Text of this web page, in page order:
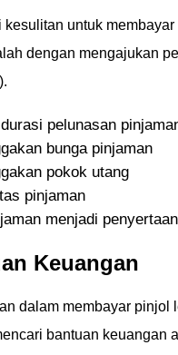
untuk
dengan mengajukan
pelunasan
bunga pinjaman
pokok utang
pinjaman
menjadi
Keuangan
dalam membayar
bantuan keuangan